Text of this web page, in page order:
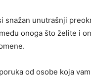
snažan unutrašnji
onoga što želite i
od osobe koja